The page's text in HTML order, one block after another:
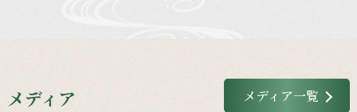
メディア メディア一覧